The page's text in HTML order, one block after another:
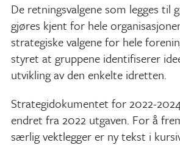
De retningsvalgene som legges til
gjøres kjent for hele
strategiske valgene for hele
styret at gruppene identifiserer
utvikling av den enkelte idretten.
Strategidokumentet for 2022-
endret fra 2022 utgaven. For å
særlig vektlegger er ny tekst i